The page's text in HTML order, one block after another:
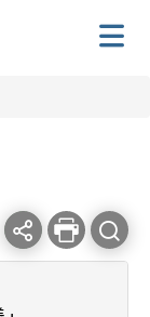
Facebook
分
line
分
列
印
查